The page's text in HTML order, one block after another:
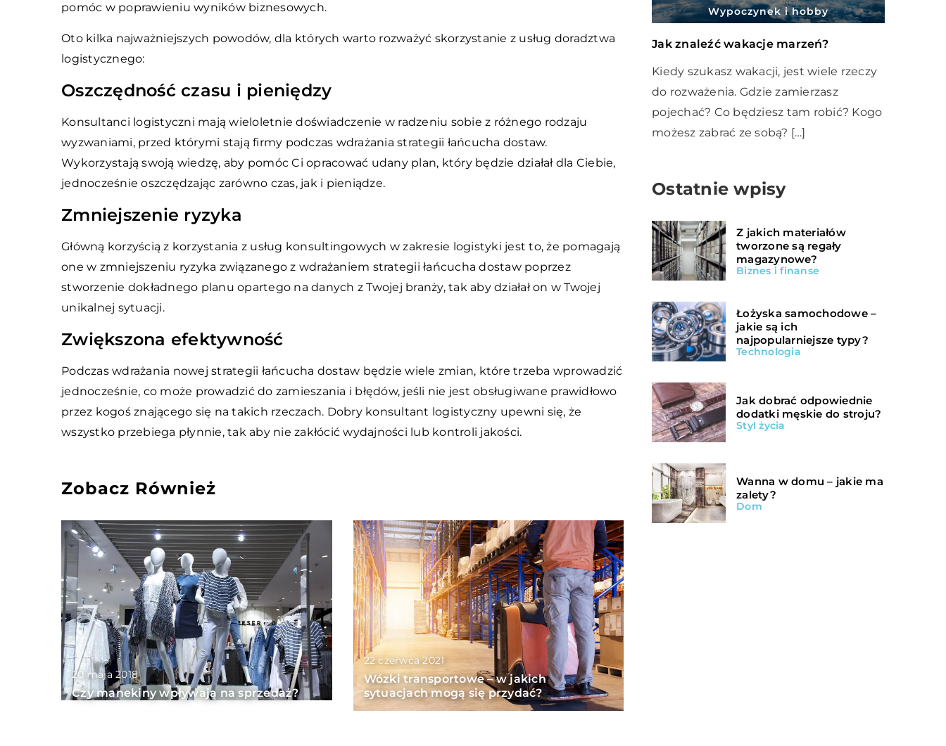
pomóc w poprawieniu wyników biznesowych.
Oto kilka najważniejszych powodów, dla których warto rozważyć skorzystanie z usług doradztwa
logistycznego:
Oszczędność czasu i pieniędzy
Konsultanci logistyczni mają wieloletnie doświadczenie w radzeniu sobie z różnego rodzaju
wyzwaniami, przed którymi stają firmy podczas wdrażania strategii łańcucha dostaw.
Wykorzystają swoją wiedzę, aby pomóc Ci opracować udany plan, który będzie działał dla Ciebie,
jednocześnie oszczędzając zarówno czas, jak i pieniądze.
Zmniejszenie ryzyka
Główną korzyścią z korzystania z usług konsultingowych w zakresie logistyki jest to, że pomagają
one w zmniejszeniu ryzyka związanego z wdrażaniem strategii łańcucha dostaw poprzez
stworzenie dokładnego planu opartego na danych z Twojej branży, tak aby działał on w Twojej
unikalnej sytuacji.
Zwiększona efektywność
Podczas wdrażania nowej strategii łańcucha dostaw będzie wiele zmian, które trzeba wprowadzić
jednocześnie, co może prowadzić do zamieszania i błędów, jeśli nie jest obsługiwane prawidłowo
przez kogoś znającego się na takich rzeczach. Dobry konsultant logistyczny upewni się, że
wszystko przebiega płynnie, tak aby nie zakłócić wydajności lub kontroli jakości.
Zobacz Również
20 maja 2018
Czy manekiny wpływają na sprzedaż?
22 czerwca 2021
Wózki transportowe – w jakich
sytuacjach mogą się przydać?
Wypoczynek i hobby
Jak znaleźć wakacje marzeń?
Kiedy szukasz wakacji, jest wiele rzeczy
do rozważenia. Gdzie zamierzasz
pojechać? Co będziesz tam robić? Kogo
możesz zabrać ze sobą? […]
Ostatnie wpisy
Z jakich materiałów
tworzone są regały
magazynowe?
Biznes i finanse
Łożyska samochodowe –
jakie są ich
najpopularniejsze typy?
Technologia
Jak dobrać odpowiednie
dodatki męskie do stroju?
Styl życia
Wanna w domu – jakie ma
zalety?
Dom